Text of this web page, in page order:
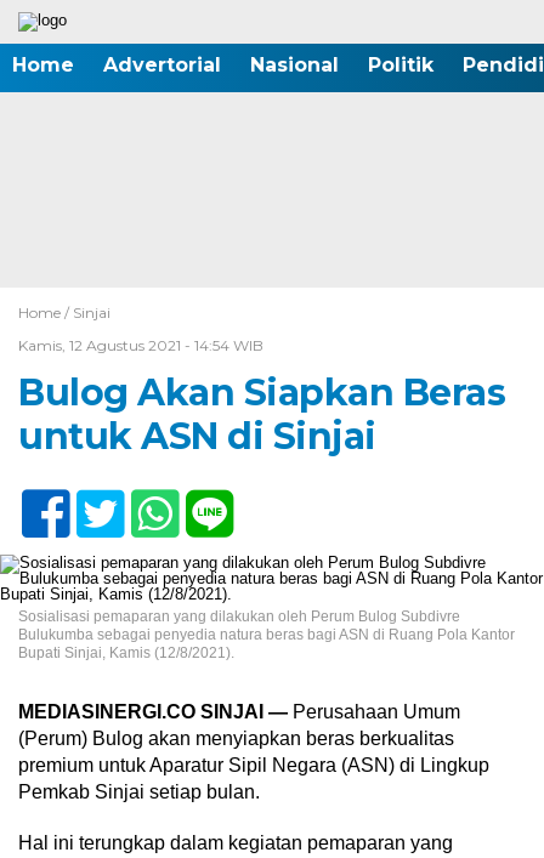
Home Advertorial Nasional Politik
Home / Sinjai
Kamis, 12 Agustus 2021 - 14:54 WIB
Bulog Akan Siapkan Beras
untuk ASN di Sinjai
Sosialisasi pemaparan yang dilakukan oleh Perum Bulog Subdivre
Bulukumba sebagai penyedia natura beras bagi ASN di Ruang Pola Kantor
Bupati Sinjai, Kamis (12/8/2021).
MEDIASINERGI.CO SINJAI — Perusahaan Umum
(Perum) Bulog akan menyiapkan beras berkualitas
premium untuk Aparatur Sipil Negara (ASN) di Lingkup
Pemkab Sinjai setiap bulan.
Hal ini terungkap dalam kegiatan pemaparan yang